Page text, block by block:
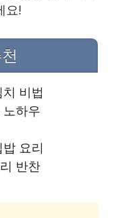
요!
비법
하우
요리
반찬